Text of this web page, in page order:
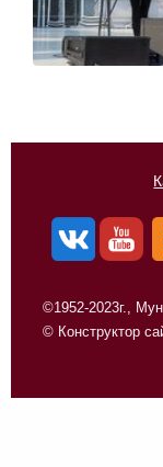
©1952-2023г.,
© Конструктор